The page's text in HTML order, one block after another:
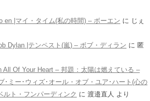
en |マイ・タイム(私の時間) – ボーエン に じぇ
Dylan |テンペスト(嵐) – ボブ・ディラン に 匿
All Of Your Heart – 邦題：太陽は燃えている –
･ミー･ウィズ･オール・オブ・ユア･ハート(心の
ルト・フンパーディンク に 渡邉直人 より